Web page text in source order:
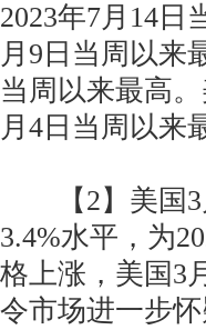
2023年7月14日
月9日当周以来
当周以来最高
月4日当周以来
【2】美国3
3.4%水平，为
格上涨，美国3
令市场进一步